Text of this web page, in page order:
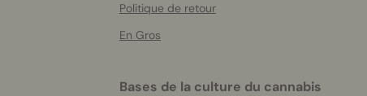
Politique de retour
En Gros
Bases de la culture du cannabis